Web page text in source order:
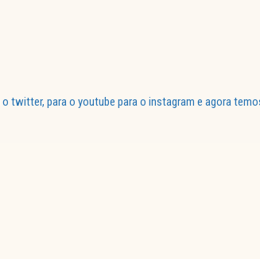
twitter, para o youtube para o instagram e agora